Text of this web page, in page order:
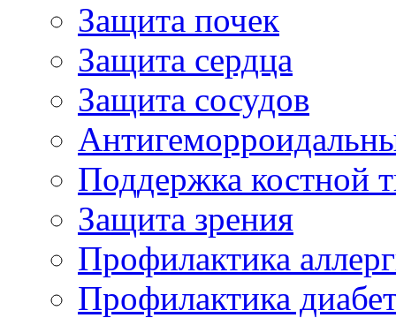
Защита почек
Защита сердца
Защита сосудов
Поддержка костной
Защита зрения
Профилактика
Профилактика